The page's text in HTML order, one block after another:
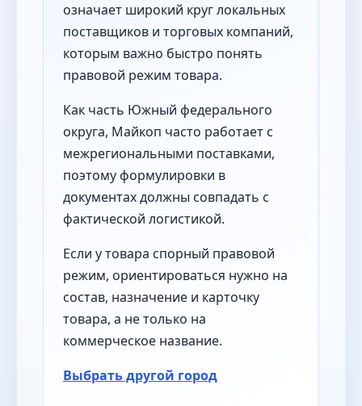
означает широкий круг локальных
поставщиков и торговых компаний,
которым важно быстро понять
правовой режим товара.
Как часть Южный федерального
округа, Майкоп часто работает с
межрегиональными поставками,
поэтому формулировки в
документах должны совпадать с
фактической логистикой.
Если у товара спорный правовой
режим, ориентироваться нужно на
состав, назначение и карточку
товара, а не только на
коммерческое название.
Выбрать другой город